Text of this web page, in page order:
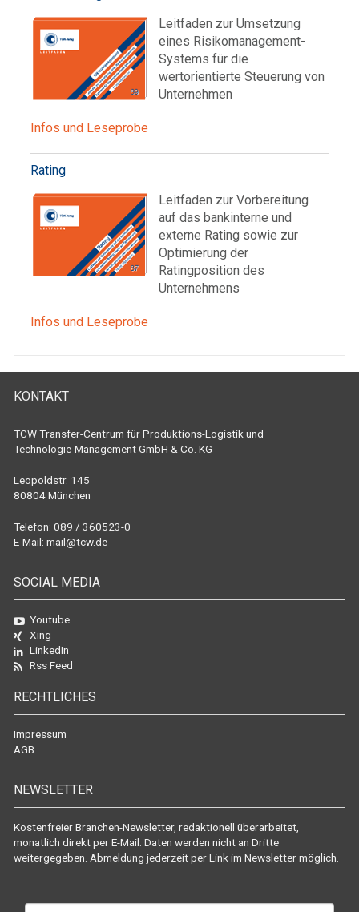
Leitfaden zur Umsetzung
eines Risikomanagement-
Systems für die
wertorientierte Steuerung von
Unternehmen
Infos und Leseprobe
Rating
Leitfaden zur Vorbereitung
auf das bankinterne und
externe Rating sowie zur
Optimierung der
Ratingposition des
Unternehmens
Infos und Leseprobe
KONTAKT
TCW Transfer-Centrum für Produktions-Logistik und
Technologie-Management GmbH & Co. KG
Leopoldstr. 145
80804 München
Telefon: 089 / 360523-0
E-Mail: mail@tcw.de
SOCIAL MEDIA
Youtube
Xing
LinkedIn
Rss Feed
RECHTLICHES
Impressum
AGB
NEWSLETTER
Kostenfreier Branchen-Newsletter, redaktionell überarbeitet,
monatlich direkt per E-Mail. Daten werden nicht an Dritte
weitergegeben. Abmeldung jederzeit per Link im Newsletter möglich.